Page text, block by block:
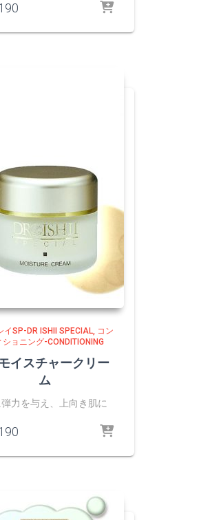
イSP-DR ISHII SPECIAL コン
ショニング-CONDITIONING
イスチャークリー
ム
弾力を与え、上向き肌に